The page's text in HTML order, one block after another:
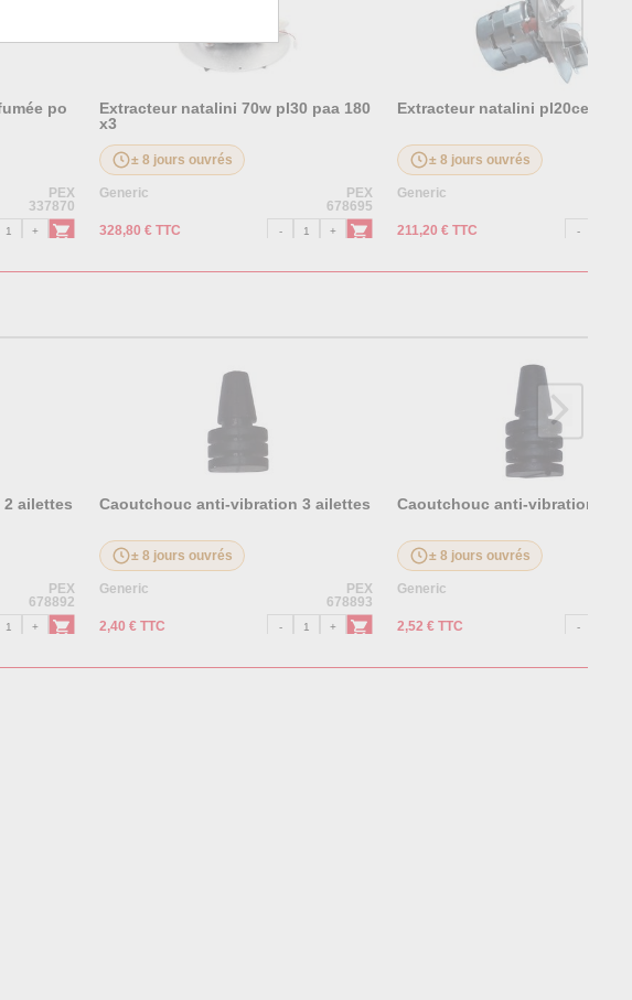
po
PEX
337870
Extracteur natalini 70w pl30 paa 180
x3
± 8 jours ouvrés
Generic
PEX
678695
328,80 € TTC
Extracteur natalini pl20ce0120
± 8 jours ouvrés
Generic
211,20 € TTC
ailettes
PEX
678892
Caoutchouc anti-vibration 3 ailettes
± 8 jours ouvrés
Generic
PEX
678893
2,40 € TTC
Caoutchouc anti-vibration 4
± 8 jours ouvrés
Generic
2,52 € TTC